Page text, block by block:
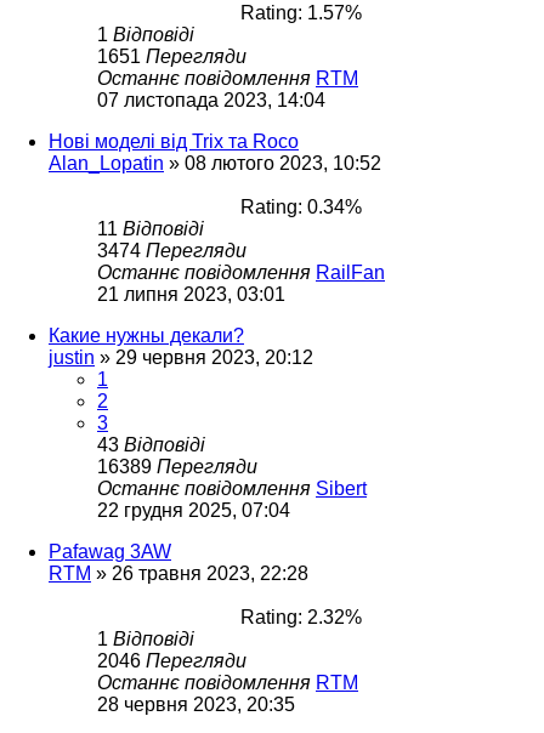
Rating: 1.57%
1 Відповіді
1651 Перегляди
Останнє повідомлення RTM
07 листопада 2023, 14:04
Нові моделі від Trix та Roco
Alan_Lopatin » 08 лютого 2023, 10:52
Rating: 0.34%
11 Відповіді
3474 Перегляди
Останнє повідомлення RailFan
21 липня 2023, 03:01
Какие нужны декали?
justin » 29 червня 2023, 20:12
1
2
3
43 Відповіді
16389 Перегляди
Останнє повідомлення Sibert
22 грудня 2025, 07:04
Pafawag 3AW
RTM » 26 травня 2023, 22:28
Rating: 2.32%
1 Відповіді
2046 Перегляди
Останнє повідомлення RTM
28 червня 2023, 20:35